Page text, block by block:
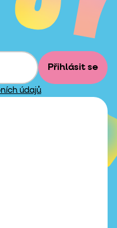
Přihlásit se
údajů